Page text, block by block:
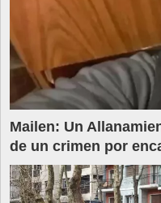
Mailen: Un
de un crimen por